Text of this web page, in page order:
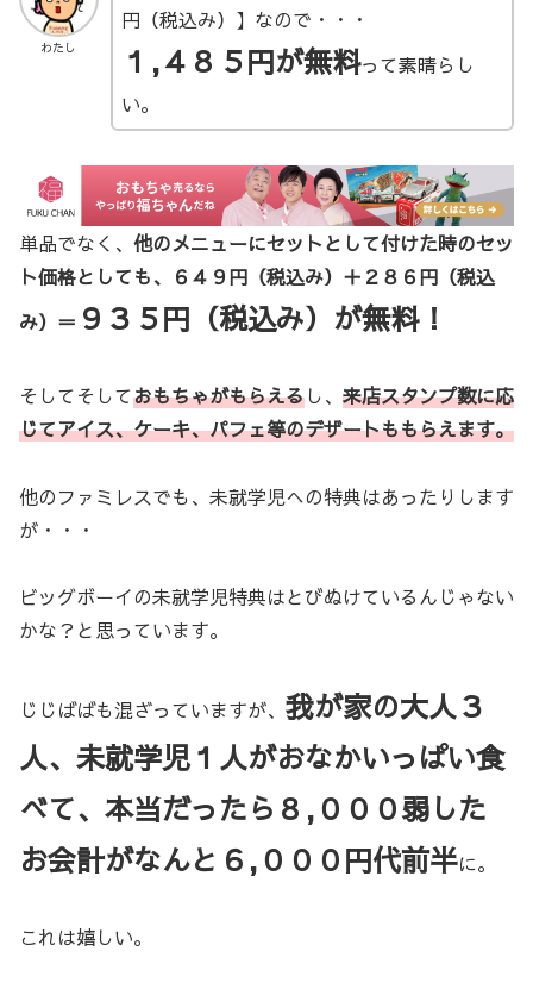
わたし
円（税込み）】なので・・・
１,４８５円が無料って素晴らし
い。
単品でなく、 他のメニューにセットとして付けた時のセッ
ト価格としても、６４９円（税込み）＋２８６円（税込
み）＝ ９３５円（税込み）が無料！
そしてそしておもちゃがもらえるし、 来店スタンプ数に応
じてアイス、ケーキ、パフェ等のデザートももらえます。
他のファミレスでも、未就学児への特典はあったりします
が・・・
ビッグボーイの未就学児特典はとびぬけているんじゃない
かな？と思っています。
じじばばも混ざっていますが、 我が家の大人３
人、未就学児１人がおなかいっぱい食
べて、本当だったら８,０００弱した
お会計がなんと６,０００円代前半に。
これは嬉しい。